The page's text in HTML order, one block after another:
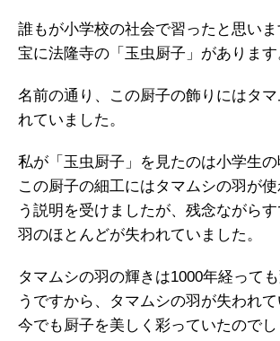
誰もが小学校の社会で習ったと思い
宝に法隆寺の「玉虫厨子」があります
名前の通り、この厨子の飾りにはタ
れていました。
私が「玉虫厨子」を見たのは小学生
この厨子の細工にはタマムシの羽が
う説明を受けましたが、残念ながら
羽のほとんどが失われていました。
タマムシの羽の輝きは1000年経って
うですから、タマムシの羽が失われて
今でも厨子を美しく彩っていたのでし